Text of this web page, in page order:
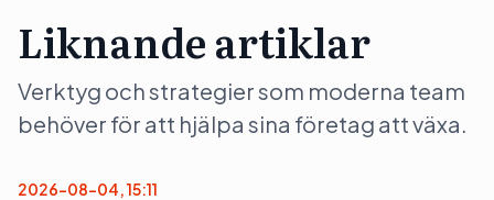
Liknande artiklar
Verktyg och strategier som moderna team
behöver för att hjälpa sina företag att växa.
2026-08-04, 15:11